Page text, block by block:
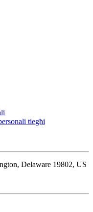
tiegħi
Delaware 19802, US